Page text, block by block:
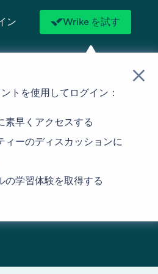
ン Wrike を試す
トを使用してログイン：
素早くアクセスする
ィーのディスカッションに
の学習体験を取得する